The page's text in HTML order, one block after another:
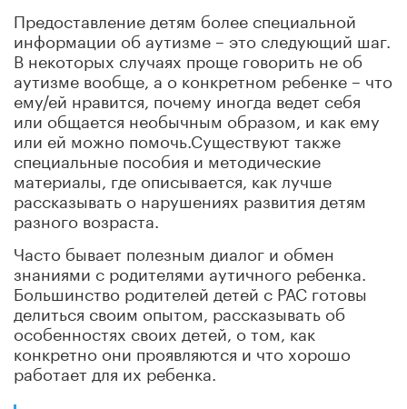
Предоставление детям более специальной
информации об аутизме – это следующий шаг.
В некоторых случаях проще говорить не об
аутизме вообще, а о конкретном ребенке – что
ему/ей нравится, почему иногда ведет себя
или общается необычным образом, и как ему
или ей можно помочь.Существуют также
специальные пособия и методические
материалы, где описывается, как лучше
рассказывать о нарушениях развития детям
разного возраста.
Часто бывает полезным диалог и обмен
знаниями с родителями аутичного ребенка.
Большинство родителей детей с РАС готовы
делиться своим опытом, рассказывать об
особенностях своих детей, о том, как
конкретно они проявляются и что хорошо
работает для их ребенка.